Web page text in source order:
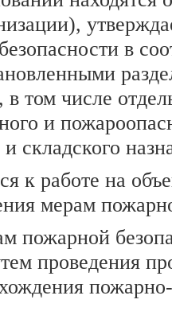
в
том числе
и
складского
к работе на
мерам
пожарной
проведения